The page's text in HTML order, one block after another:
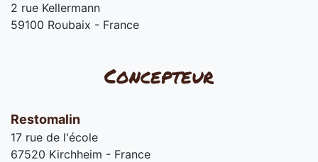
2 rue Kellermann
59100 Roubaix - France
Concepteur
Restomalin
17 rue de l'école
67520 Kirchheim - France